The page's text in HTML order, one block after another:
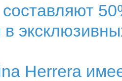
в
Herrera